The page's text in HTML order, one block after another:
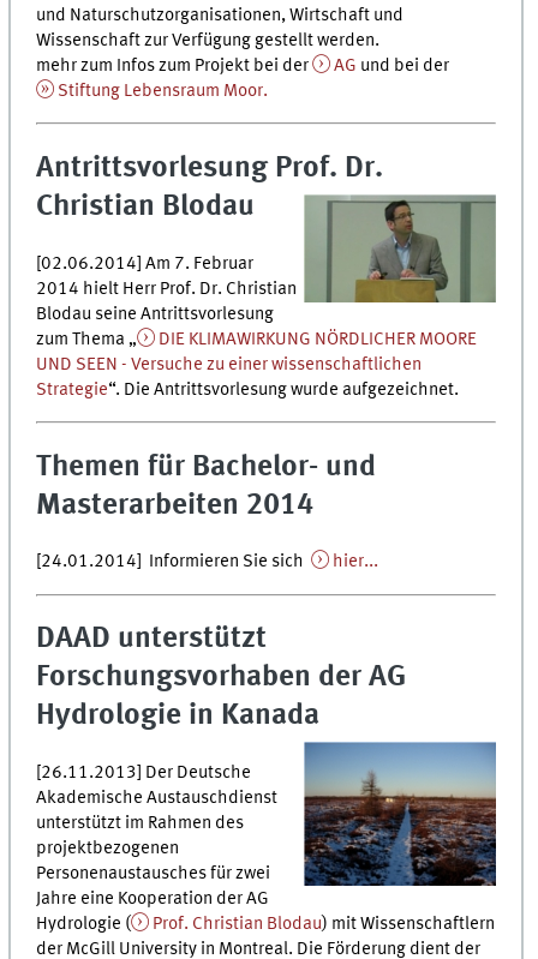
und Naturschutzorganisationen, Wirtschaft und
Wissenschaft zur Verfügung gestellt werden.
mehr zum Infos zum Projekt bei der
AG und bei der
Stiftung Lebensraum Moor.
Antrittsvorlesung Prof. Dr.
Christian Blodau
[02.06.2014] Am 7. Februar
2014 hielt Herr Prof. Dr. Christian
Blodau seine Antrittsvorlesung
zum Thema „
DIE KLIMAWIRKUNG NÖRDLICHER MOORE
UND SEEN - Versuche zu einer wissenschaftlichen
Strategie“. Die Antrittsvorlesung wurde aufgezeichnet.
Themen für Bachelor- und
Masterarbeiten 2014
[24.01.2014] Informieren Sie sich hier...
DAAD unterstützt
Forschungsvorhaben der AG
Hydrologie in Kanada
[26.11.2013] Der Deutsche
Akademische Austauschdienst
unterstützt im Rahmen des
projektbezogenen
Personenaustausches für zwei
Jahre eine Kooperation der AG
Hydrologie (
Prof. Christian Blodau) mit Wissenschaftlern
der McGill University in Montreal. Die Förderung dient der